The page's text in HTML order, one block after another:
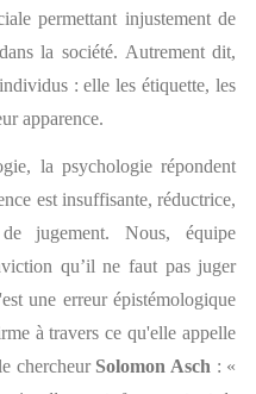
permettant injustement de
la société. Autrement dit,
: elle les étiquette, les
apparence.
la psychologie répondent
est insuffisante, réductrice,
jugement. Nous, équipe
qu’il ne faut pas juger
une erreur épistémologique
à travers ce qu'elle appelle
chercheur Solomon Asch